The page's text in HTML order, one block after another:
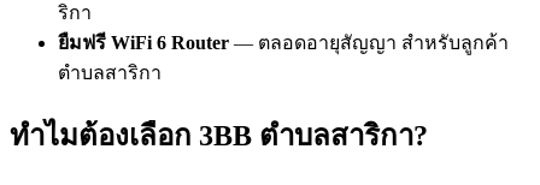
ริกา
ยืมฟรี WiFi 6 Router — ตลอดอายุสัญญา สำหรับลูกค้า
ตำบลสาริกา
ทำไมต้องเลือก 3BB ตำบลสาริกา?